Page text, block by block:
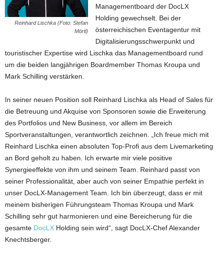
Reinhard Lischka (Foto: Stefan
Mörtl)
Managementboard der DocLX
Holding gewechselt. Bei der
österreichischen Eventagentur mit
Digitalisierungsschwerpunkt und
touristischer Expertise wird Lischka das Managementboard rund
um die beiden langjährigen Boardmember Thomas Kroupa und
Mark Schilling verstärken.
In seiner neuen Position soll Reinhard Lischka als Head of Sales für
die Betreuung und Akquise von Sponsoren sowie die Erweiterung
des Portfolios und New Business, vor allem im Bereich
Sportveranstaltungen, verantwortlich zeichnen. „Ich freue mich mit
Reinhard Lischka einen absoluten Top-Profi aus dem Livemarketing
an Bord geholt zu haben. Ich erwarte mir viele positive
Synergieeffekte von ihm und seinem Team. Reinhard passt von
seiner Professionalität, aber auch von seiner Empathie perfekt in
unser DocLX-Management Team. Ich bin überzeugt, dass er mit
meinem bisherigen Führungsteam Thomas Kroupa und Mark
Schilling sehr gut harmonieren und eine Bereicherung für die
gesamte DocLX Holding sein wird“, sagt DocLX-Chef Alexander
Knechtsberger.